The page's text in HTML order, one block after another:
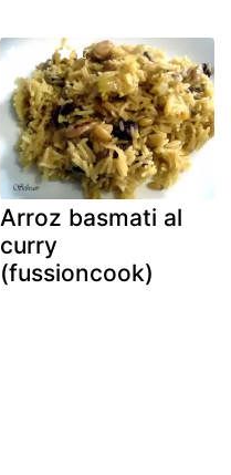
Arroz basmati al
curry
(fussioncook)